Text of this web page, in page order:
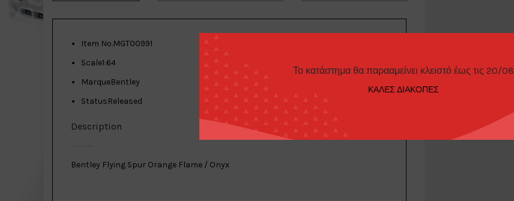
Το κατάστημα θα παρααμείνει κλειστό έως τις 20/08
ΚΑΛΕΣ ΔΙΑΚΟΠΕΣ
Item No.MGT00991
Scale1:64
MarqueBentley
StatusReleased
Description
Bentley Flying Spur Orange Flame / Onyx